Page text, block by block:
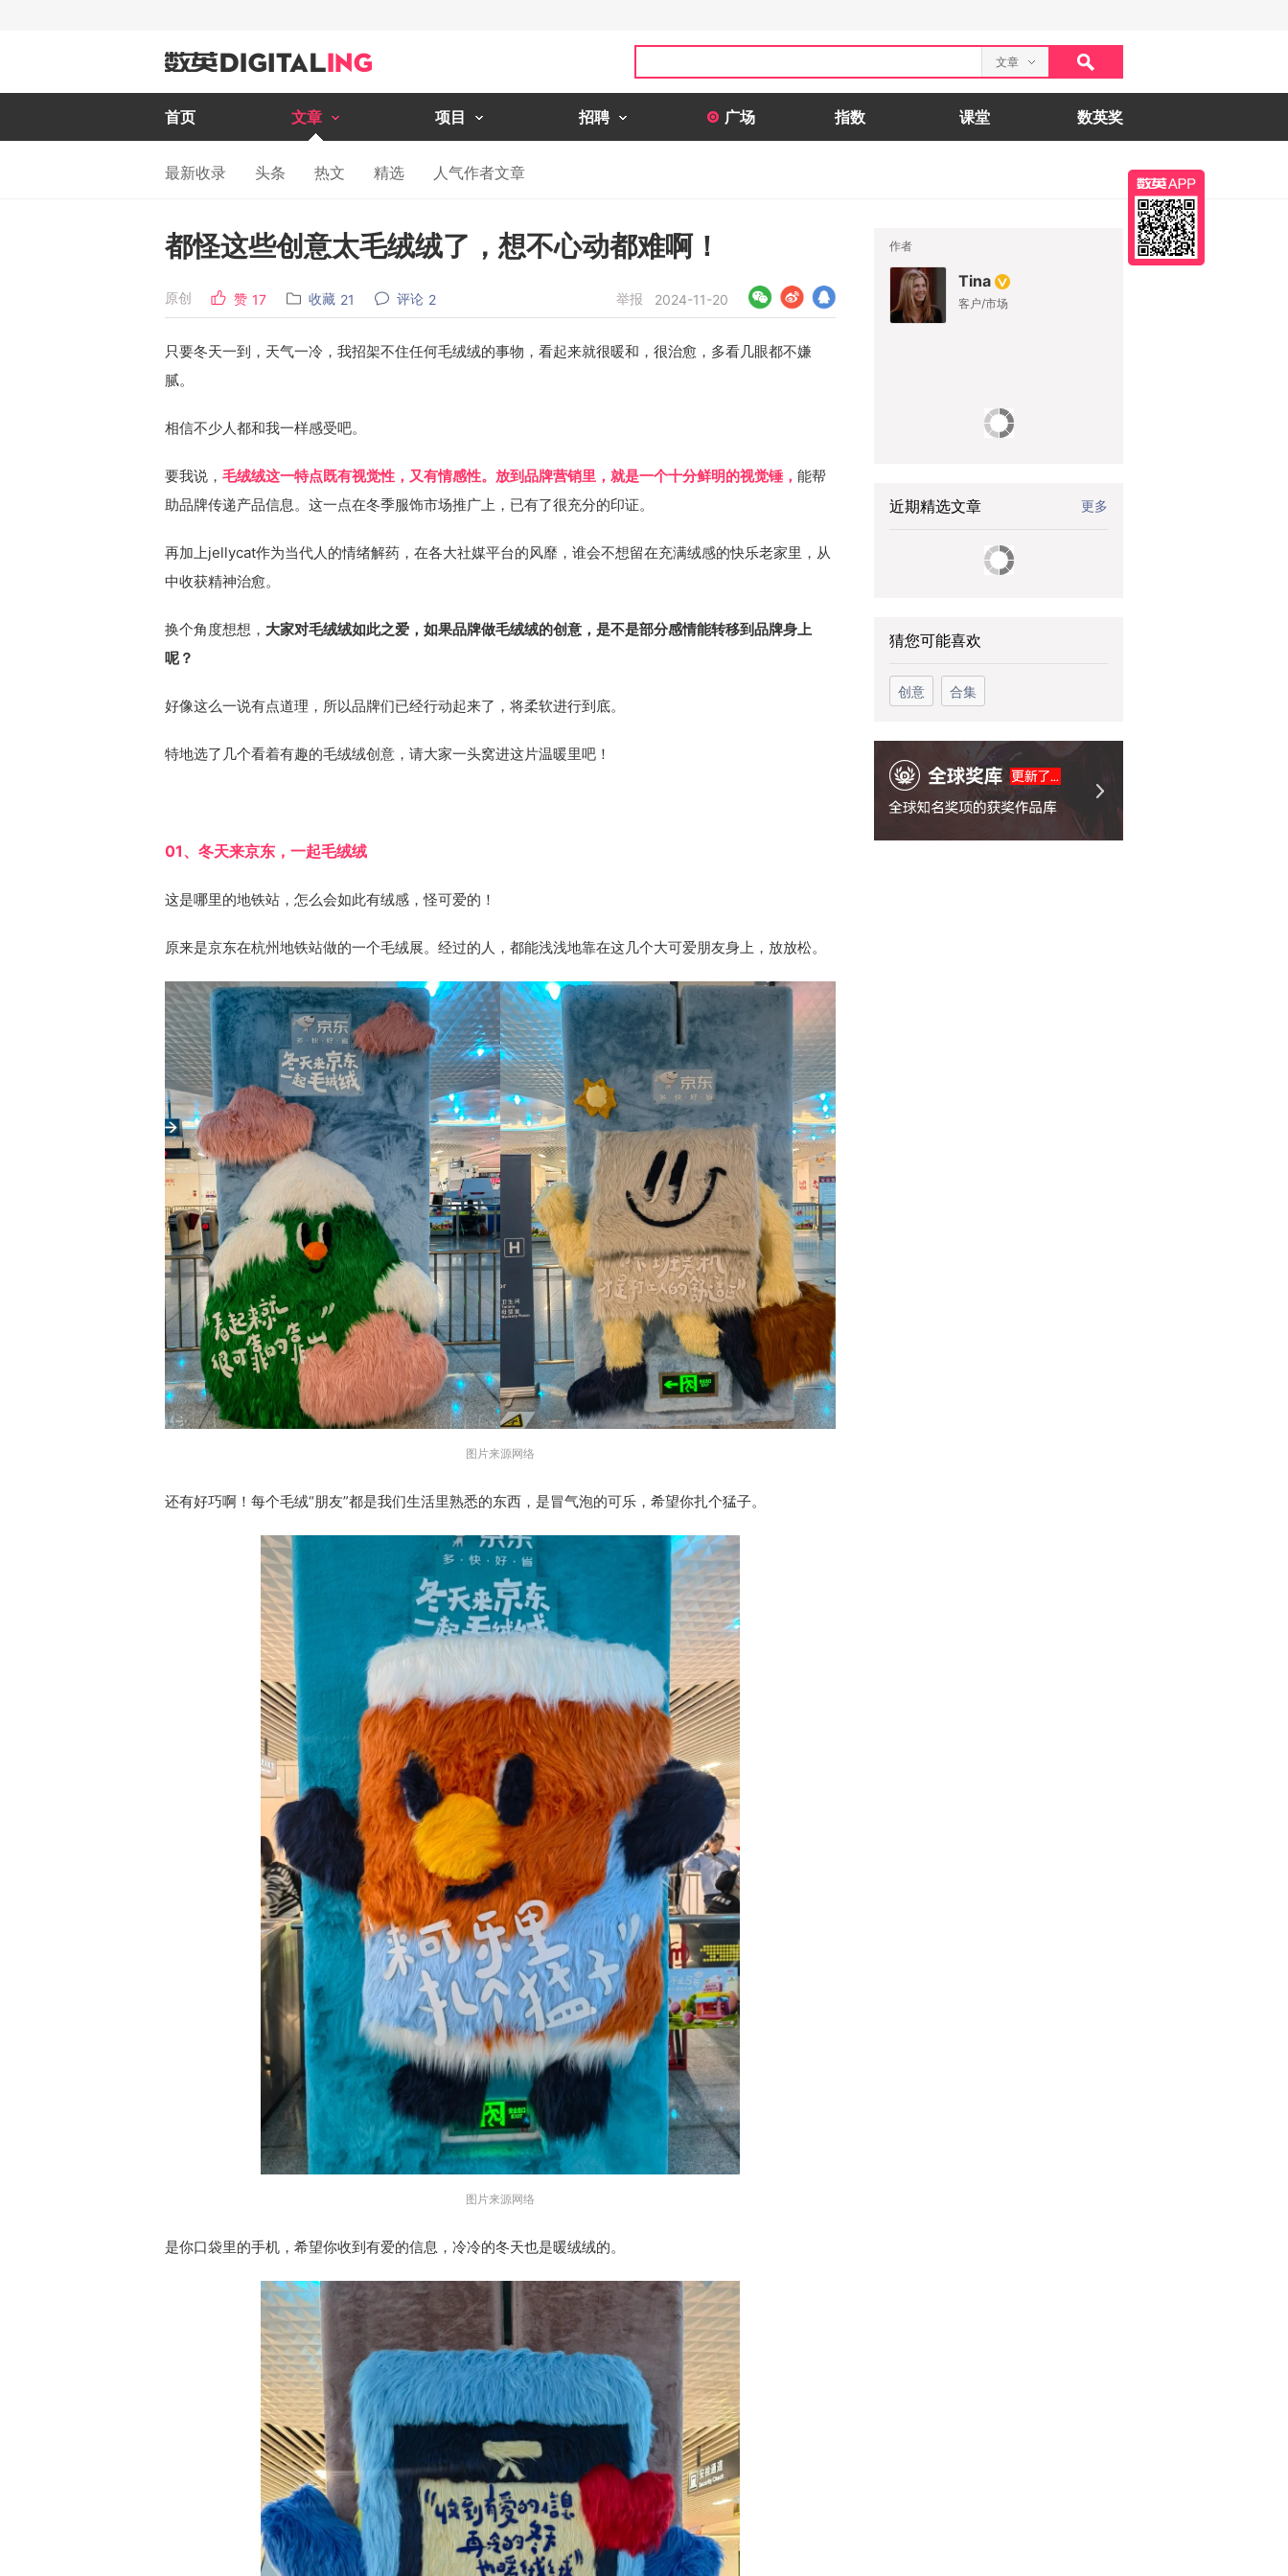
文章
首页 文章 项目 招聘 广场 指数 课堂 数英奖
最新收录 头条 热文 精选 人气作者文章
都怪这些创意太毛绒绒了，想不心动都难啊！
原创 赞 17 收藏 21 评论 2 举报 2024-11-20
只要冬天一到，天气一冷，我招架不住任何毛绒绒的事物，看起来就很暖和，很治愈，多看几眼都不嫌
腻。
相信不少人都和我一样感受吧。
要我说， 毛绒绒这一特点既有视觉性，又有情感性。放到品牌营销里，就是一个十分鲜明的视觉锤， 能帮
助品牌传递产品信息。这一点在冬季服饰市场推广上，已有了很充分的印证。
再加上jellycat作为当代人的情绪解药，在各大社媒平台的风靡，谁会不想留在充满绒感的快乐老家里，从
中收获精神治愈。
换个角度想想， 大家对毛绒绒如此之爱，如果品牌做毛绒绒的创意，是不是部分感情能转移到品牌身上
呢？
好像这么一说有点道理，所以品牌们已经行动起来了，将柔软进行到底。
特地选了几个看着有趣的毛绒绒创意，请大家一头窝进这片温暖里吧！
01、冬天来京东，一起毛绒绒
这是哪里的地铁站，怎么会如此有绒感，怪可爱的！
原来是京东在杭州地铁站做的一个毛绒展。经过的人，都能浅浅地靠在这几个大可爱朋友身上，放放松。
图片来源网络
还有好巧啊！每个毛绒“朋友”都是我们生活里熟悉的东西，是冒气泡的可乐，希望你扎个猛子。
图片来源网络
是你口袋里的手机，希望你收到有爱的信息，冷冷的冬天也是暖绒绒的。
作者
Tina
客户/市场
近期精选文章 更多
猜您可能喜欢
创意 合集